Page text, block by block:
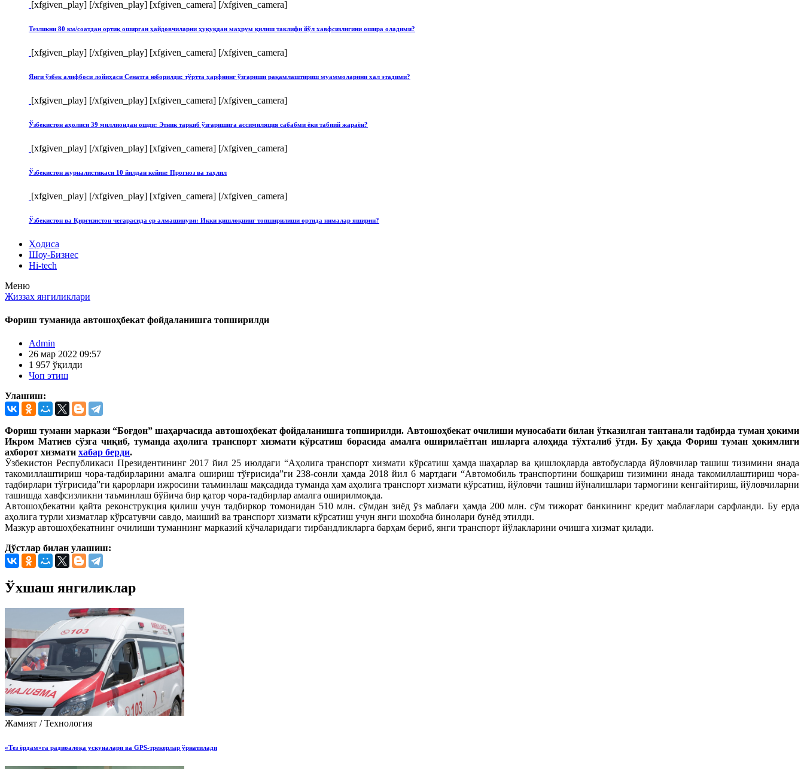
[xfgiven_play] [/xfgiven_play] [xfgiven_camera] [/xfgiven_camera]
Тезликни 80 км/соатдан ортиқ оширган ҳайдовчиларни ҳуқуқдан маҳрум қилиш таклифи йўл хавфсизлигини ошира оладими?
[xfgiven_play] [/xfgiven_play] [xfgiven_camera] [/xfgiven_camera]
Янги ўзбек алифбоси лойиҳаси Сенатга юборилди: тўртта ҳарфнинг ўзгариши рақамлаштириш муаммоларини ҳал этадими?
[xfgiven_play] [/xfgiven_play] [xfgiven_camera] [/xfgiven_camera]
Ўзбекистон аҳолиси 39 миллиондан ошди: Этник таркиб ўзгаришига ассимиляция сабабми ёки табиий жараён?
[xfgiven_play] [/xfgiven_play] [xfgiven_camera] [/xfgiven_camera]
Ўзбекистон журналистикаси 10 йилдан кейин: Прогноз ва таҳлил
[xfgiven_play] [/xfgiven_play] [xfgiven_camera] [/xfgiven_camera]
Ўзбекистон ва Қирғизистон чегарасида ер алмашинуви: Икки қишлоқнинг топширилиши ортида нималар яширин?
Ҳодиса
Шоу-Бизнес
Hi-tech
Меню
Жиззах янгиликлари
Фориш туманида автошоҳбекат фойдаланишга топширилди
Admin
26 мар 2022 09:57
1 957 ўқилди
Чоп этиш
Улашиш:
Фориш тумани маркази “Боғдон” шаҳарчасида автошоҳбекат фойдаланишга топширилди. Автошоҳбекат очилиши муносабати билан ўтказилган тантанали тадбирда туман ҳокими
Икром Матиев сўзга чиқиб, туманда аҳолига транспорт хизмати кўрсатиш борасида амалга оширилаётган ишларга алоҳида тўхталиб ўтди. Бу ҳақда Фориш туман ҳокимлиги
ахборот хизмати хабар берди.
Ўзбекистон Республикаси Президентининг 2017 йил 25 июлдаги “Аҳолига транспорт хизмати кўрсатиш ҳамда шаҳарлар ва қишлоқларда автобусларда йўловчилар ташиш тизимини янада
такомиллаштириш чора-тадбирларини амалга ошириш тўғрисида”ги 238-сонли ҳамда 2018 йил 6 мартдаги “Автомобиль транспортини бошқариш тизимини янада такомиллаштириш чора-
тадбирлари тўғрисида”ги қарорлари ижросини таъминлаш мақсадида туманда ҳам аҳолига транспорт хизмати кўрсатиш, йўловчи ташиш йўналишлари тармоғини кенгайтириш, йўловчиларни
ташишда хавфсизликни таъминлаш бўйича бир қатор чора-тадбирлар амалга оширилмоқда.
Автошоҳбекатни қайта реконструкция қилиш учун тадбиркор томонидан 510 млн. сўмдан зиёд ўз маблағи ҳамда 200 млн. сўм тижорат банкининг кредит маблағлари сарфланди. Бу ерда
аҳолига турли хизматлар кўрсатувчи савдо, маиший ва транспорт хизмати кўрсатиш учун янги шохобча бинолари бунёд этилди.
Мазкур автошоҳбекатнинг очилиши туманнинг марказий кўчаларидаги тирбандликларга барҳам бериб, янги транспорт йўлакларини очишга хизмат қилади.
Дўстлар билан улашиш:
Ўхшаш янгиликлар
Жамият / Технология
«Тез ёрдам»га радиоалоқа ускуналари ва GPS-трекерлар ўрнатилади